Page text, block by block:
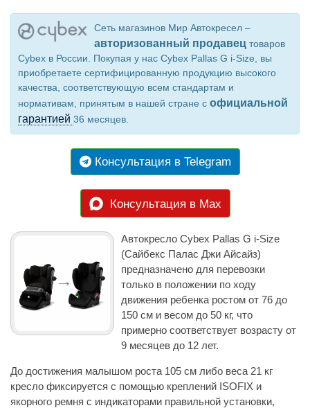
Сеть магазинов Мир Автокресел –
авторизованный продавец товаров
Cybex в России. Покупая у нас Cybex Pallas G i-Size, вы
приобретаете сертифицированную продукцию высокого
качества, соответствующую всем стандартам и
нормативам, принятым в нашей стране с официальной
гарантией 36 месяцев.
Консультация в Telegram
Консультация в Max
Автокресло Cybex Pallas G i-Size
(Сайбекс Палас Джи Айсайз)
предназначено для перевозки
только в положении по ходу
движения ребенка ростом от 76 до
150 см и весом до 50 кг, что
примерно соответствует возрасту от
9 месяцев до 12 лет.
До достижения малышом роста 105 см либо веса 21 кг
кресло фиксируется с помощью креплений ISOFIX и
якорного ремня с индикаторами правильной установки,